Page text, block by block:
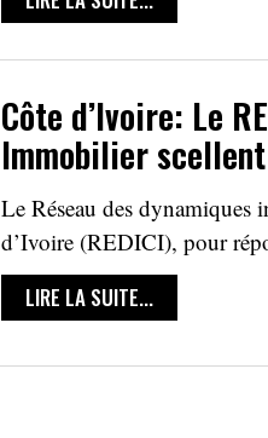
Côte d’Ivoire: Le
Immobilier
Le Réseau des dynamiques
d’Ivoire (REDICI), pour
LIRE LA SUITE...